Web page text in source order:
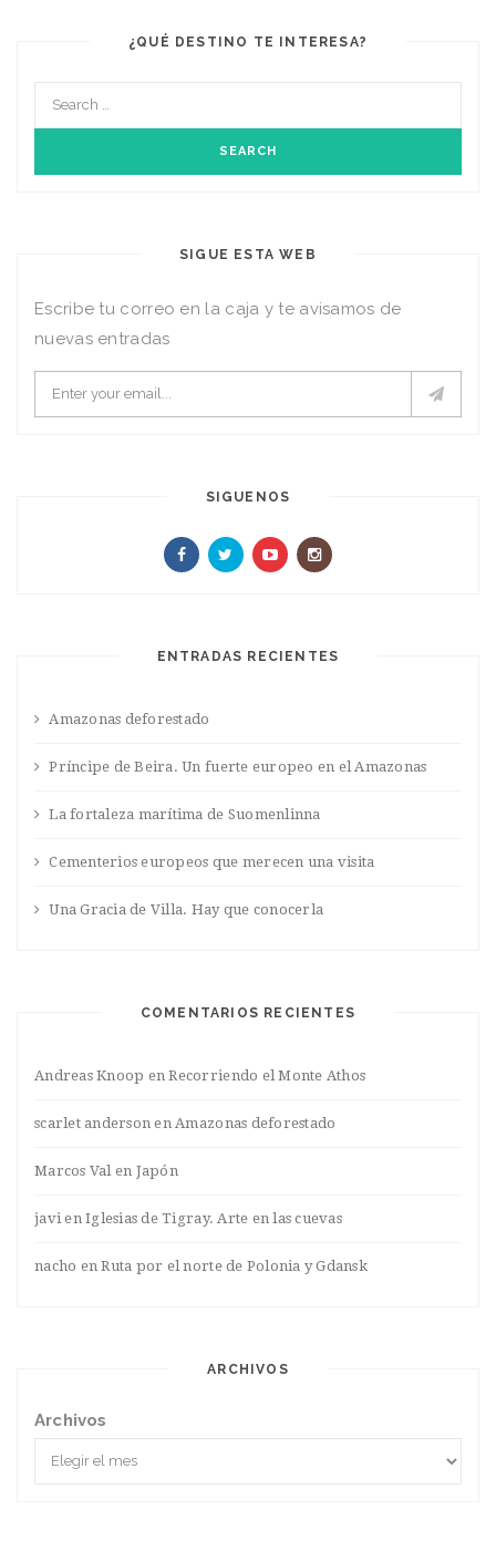
¿QUÉ DESTINO TE INTERESA?
SIGUE ESTA WEB
Escribe tu correo en la caja y te avisamos de
nuevas entradas
SIGUENOS
ENTRADAS RECIENTES
Amazonas deforestado
Príncipe de Beira. Un fuerte europeo en el Amazonas
La fortaleza marítima de Suomenlinna
Cementerios europeos que merecen una visita
Una Gracia de Villa. Hay que conocerla
COMENTARIOS RECIENTES
Andreas Knoop enRecorriendo el Monte Athos
scarlet anderson en Amazonas deforestado
Marcos Val en Japón
javi enIglesias de Tigray. Arte en las cuevas
nacho enRuta por el norte de Polonia y Gdansk
ARCHIVOS
Archivos